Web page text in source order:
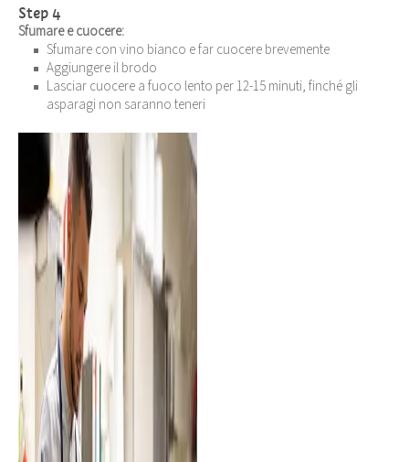
Step 4
Sfumare e cuocere:
Sfumare con vino bianco e far cuocere brevemente
Aggiungere il brodo
Lasciar cuocere a fuoco lento per 12-15 minuti, finché gli
asparagi non saranno teneri